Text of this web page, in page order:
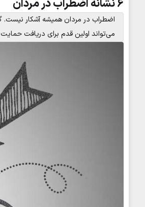
۶ نشانه اضطراب در مردان
اضطراب در مردان همیشه آشکار نیست.
می‌تواند اولین قدم برای دریافت